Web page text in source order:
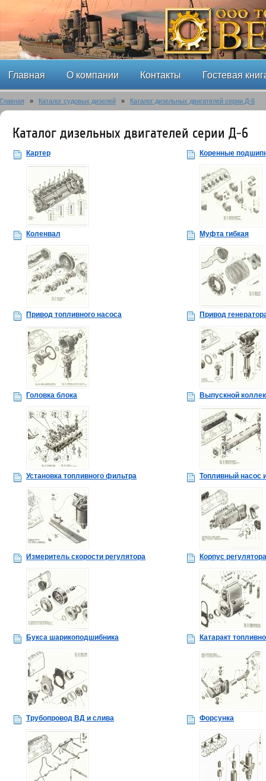
Главная О компании Контакты Гостевая
Главная » Каталог судовых дизелей » Каталог дизельных двигателей серии Д-6
Каталог дизельных двигателей серии Д-6
Картер Коренные
Коленвал Муфта гибкая
Привод топливного насоса Привод
Головка блока Выпускной
Установка топливного фильтра Топливный насос
Измеритель скорости регулятора Корпус регулятора
Букса шарикоподшибника Катаракт
Трубопровод ВД и слива Форсунка